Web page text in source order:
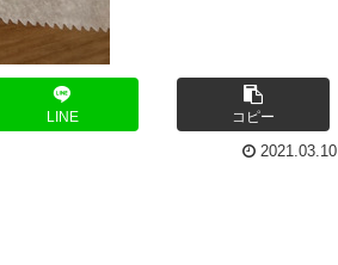
LINE コピー
2021.03.10